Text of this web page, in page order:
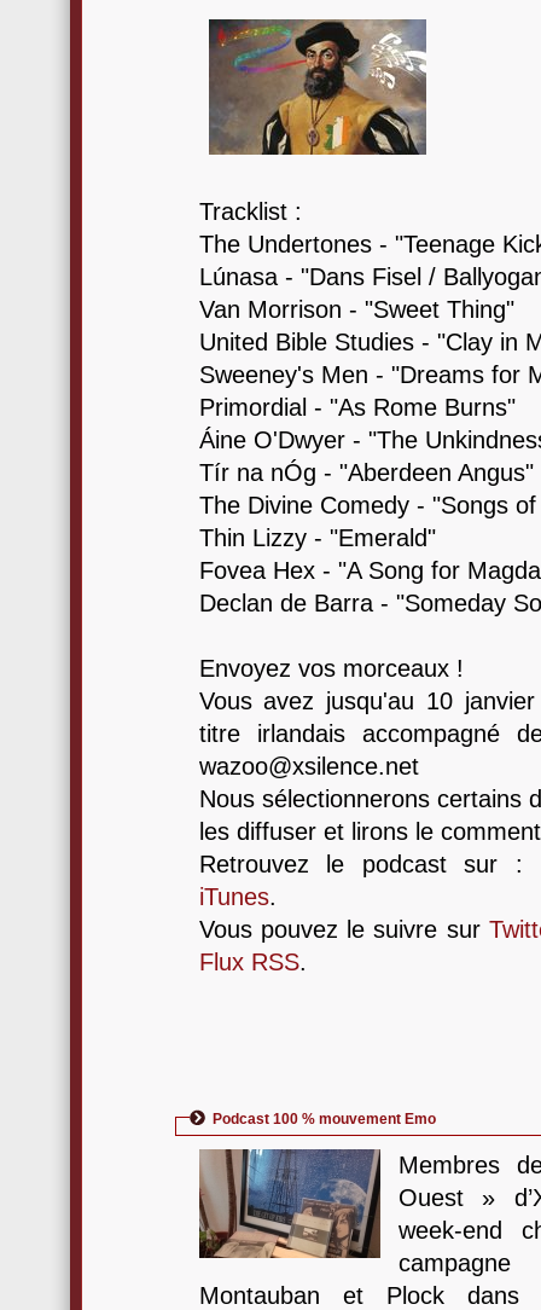
Tracklist :
The Undertones - "Teenage
Lúnasa - "Dans Fisel /
Van Morrison - "Sweet Thing"
United Bible Studies - "Clay in
Sweeney's Men - "Dreams for
Primordial - "As Rome Burns"
Áine O'Dwyer - "The
Tír na nÓg - "Aberdeen Angus"
The Divine Comedy - "Songs
Thin Lizzy - "Emerald"
Fovea Hex - "A Song for
Declan de Barra - "Someday
Envoyez vos morceaux !
Vous avez jusqu'au 10
titre irlandais accompagné
wazoo@xsilence.net
Nous sélectionnerons certains
les diffuser et lirons le
Retrouvez le podcast sur :
iTunes.
Vous pouvez le suivre sur
Flux RSS.
Podcast 100 % mouvement Emo
Membres
Ouest »
week-end
Montauban et Plock dans